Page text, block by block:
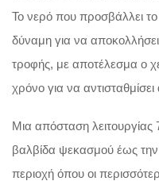
Το νερό που προσβάλλει το
δύναμη για να
τροφής, με αποτέλεσμα ο
χρόνο για να
Μια απόσταση
βαλβίδα ψεκασμού έως την
περιοχή όπου οι